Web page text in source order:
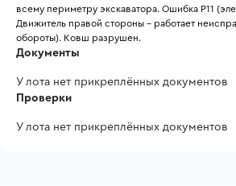
всему периметру экскаватора. Ошибка P11
Движитель правой стороны – работает
обороты). Ковш разрушен.
Документы
У лота нет прикреплённых документов
Проверки
У лота нет прикреплённых документов